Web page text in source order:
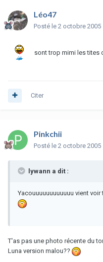
Léo47
Posté le 2 octobre 2005
sont trop mimi les tites
Citer
Pinkchii
Posté le 2 octobre 2005
lywann a dit :
Yacouuuuuuuuuuuu vient
T'as pas une photo récente du
Luna version malou??